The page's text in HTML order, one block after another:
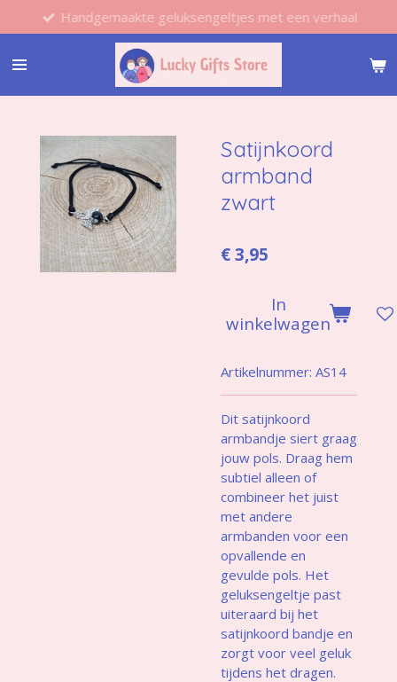
direct
naar
hoofdinhoud
Handgemaakte geluksengeltjes met een verhaal
Satijnkoord
armband
zwart
€ 3,95
In
winkelwagen
Artikelnummer: AS14
Dit satijnkoord
armbandje siert graag
jouw pols. Draag hem
subtiel alleen of
combineer het juist
met andere
armbanden voor een
opvallende en
gevulde pols. Het
geluksengeltje past
uiteraard bij het
satijnkoord bandje en
zorgt voor veel geluk
tijdens het dragen.